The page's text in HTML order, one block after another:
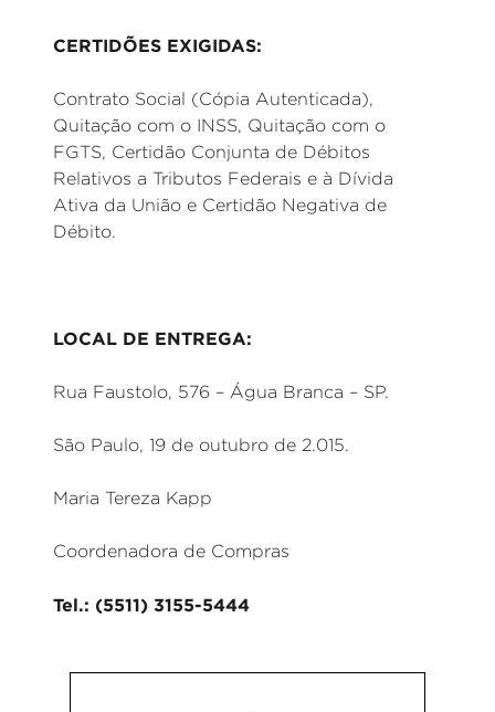
CERTIDÕES EXIGIDAS:
Contrato Social (Cópia Autenticada),
Quitação com o INSS, Quitação com o
FGTS, Certidão Conjunta de Débitos
Relativos a Tributos Federais e à Dívida
Ativa da União e Certidão Negativa de
Débito.
LOCAL DE ENTREGA:
Rua Faustolo, 576 – Água Branca – SP.
São Paulo, 19 de outubro de 2.015.
Maria Tereza Kapp
Coordenadora de Compras
Tel.: (5511) 3155-5444